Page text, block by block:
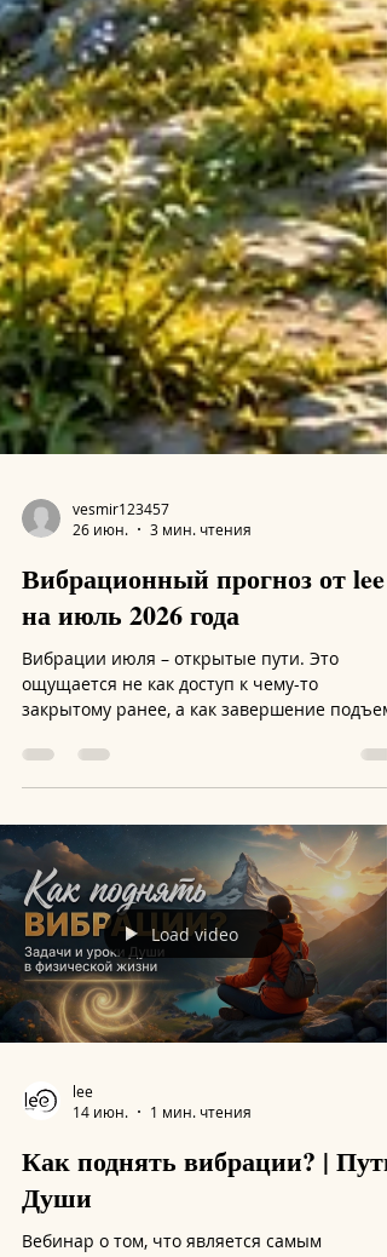
vesmir123457
26 июн.
Вибрационный прогноз от lee
на июль 2026 года
Вибрации июля – открытые пути. Это
ощущается не как доступ к чему-то
закрытому ранее, а как завершение
на высокую гору, с которой теперь можно
спуститься в любом направлении.
Вибрационный прогноз от lee на июль 2026
года Это также и достижение зоны
зрения и все полюса событий. Особенность
этого положения в том, что равнозначным
так и негативное. А потому обратите
внимание на то, чтобы не
Load video